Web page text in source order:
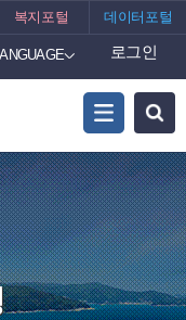
복지포털 데이터포털
로그인